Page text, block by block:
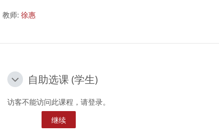
教师: 徐惠
自助选课 (学生)
自助选课 (学生)
自助选课 (学生)
访客不能访问此课程，请登录。
继续